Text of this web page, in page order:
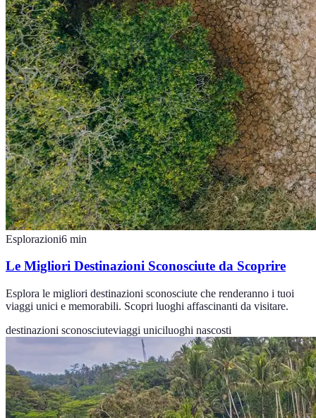
Esplorazioni6 min
Le Migliori Destinazioni Sconosciute da Scoprire
Esplora le migliori destinazioni sconosciute che renderanno i tuoi
viaggi unici e memorabili. Scopri luoghi affascinanti da visitare.
destinazioni sconosciuteviaggi uniciluoghi nascosti